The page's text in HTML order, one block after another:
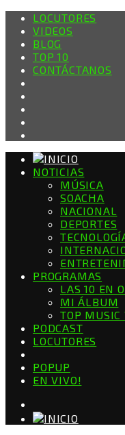
LOCUTORES
VIDEOS
BLOG
TOP 10
CONTÁCTANOS
NOTICIAS
MÚSICA
SOACHA
NACIONAL
DEPORTES
PROGRAMAS
LAS 10 EN
MI ÁLBUM
TOP MUSIC
PODCAST
LOCUTORES
POPUP
EN VIVO!